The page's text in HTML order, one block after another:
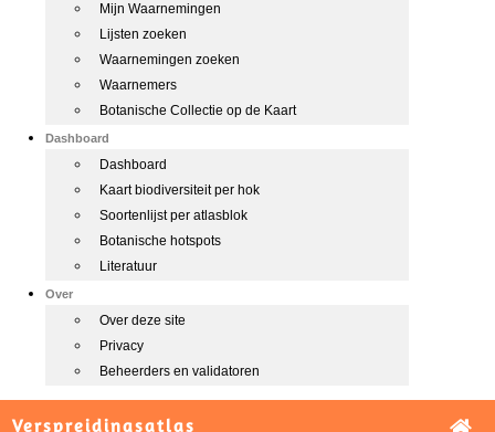
Mijn Waarnemingen
Lijsten zoeken
Waarnemingen zoeken
Waarnemers
Botanische Collectie op de Kaart
Dashboard
Dashboard
Kaart biodiversiteit per hok
Soortenlijst per atlasblok
Botanische hotspots
Literatuur
Over
Over deze site
Privacy
Beheerders en validatoren
Verspreidingsatlas